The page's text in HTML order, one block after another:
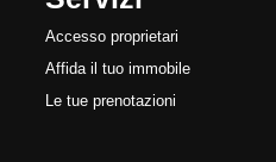
Accesso proprietari
Affida il tuo immobile
Le tue prenotazioni